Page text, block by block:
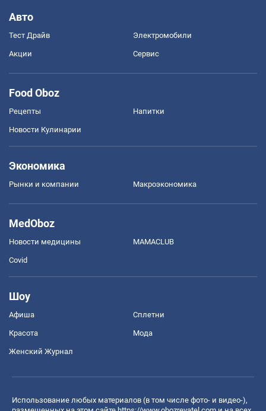
Авто
Тест Драйв Электромобили
Акции Сервис
Food Oboz
Рецепты Напитки
Новости Кулинарии
Экономика
Рынки и компании Mакроэкономика
MedOboz
Новости медицины MAMACLUB
Covid
Шоу
Афиша Сплетни
Красота Мода
Женский Журнал
Использование любых материалов (в том числе фото- и видео-),